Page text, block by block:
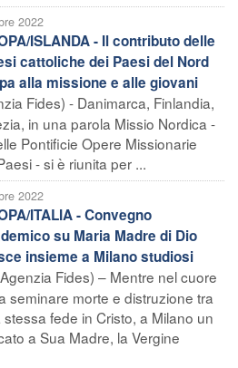
2022
ISLANDA - Il contributo delle
cattoliche dei Paesi del Nord
alla missione e alle giovani
Fides) - Danimarca, Finlandia,
in una parola Missio Nordica -
Pontificie Opere Missionarie
- si è riunita per ...
2022
ITALIA - Convegno
su Maria Madre di Dio
insieme a Milano studiosi
Fides) – Mentre nel cuore
seminare morte e distruzione tra
fede in Cristo, a Milano un
a Sua Madre, la Vergine